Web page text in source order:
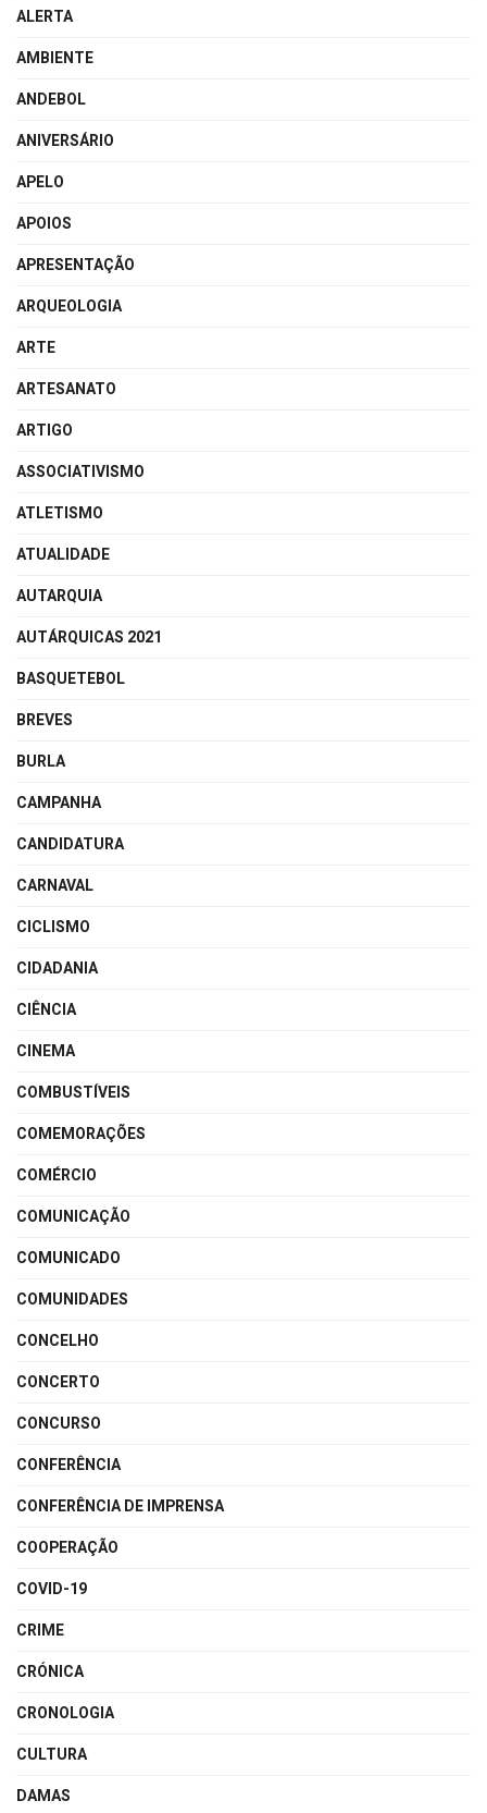
ALERTA
AMBIENTE
ANDEBOL
ANIVERSÁRIO
APELO
APOIOS
APRESENTAÇÃO
ARQUEOLOGIA
ARTE
ARTESANATO
ARTIGO
ASSOCIATIVISMO
ATLETISMO
ATUALIDADE
AUTARQUIA
AUTÁRQUICAS 2021
BASQUETEBOL
BREVES
BURLA
CAMPANHA
CANDIDATURA
CARNAVAL
CICLISMO
CIDADANIA
CIÊNCIA
CINEMA
COMBUSTÍVEIS
COMEMORAÇÕES
COMÉRCIO
COMUNICAÇÃO
COMUNICADO
COMUNIDADES
CONCELHO
CONCERTO
CONCURSO
CONFERÊNCIA
CONFERÊNCIA DE IMPRENSA
COOPERAÇÃO
COVID-19
CRIME
CRÓNICA
CRONOLOGIA
CULTURA
DAMAS